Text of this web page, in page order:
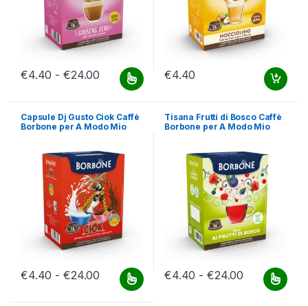
€4.40 - €24.00 Fascia di prezzo: da €4.40 a €24.00
Questo prodotto ha più varianti. Le opzioni possono essere
€4.40
Capsule Dj Gusto Ciok Caffè
Borbone per A Modo Mio
€4.40 - €24.00 Fascia di prezzo: da €4.40 a €24.00
Questo prodotto ha più varianti. Le opzioni possono essere
Tisana Frutti di Bosco Caffè
Borbone per A Modo Mio
€4.40 - €24.00 Fascia di
Questo prodotto ha più